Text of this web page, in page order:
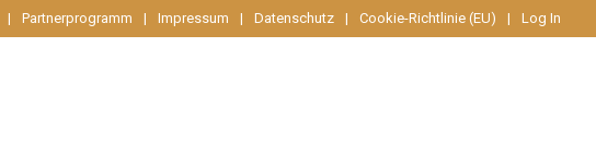
Partnerprogramm Impressum Datenschutz Cookie-Richtlinie (EU) Log In